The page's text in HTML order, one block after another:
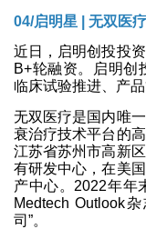
04/启明星 | 无双医
近日，启明创投投
B+轮融资。启明创
临床试验推进、产
无双医疗是国内唯
衰治疗技术平台的
江苏省苏州市高新
有研发中心，在美
产中心。2022年年
Medtech Outlook
司”。